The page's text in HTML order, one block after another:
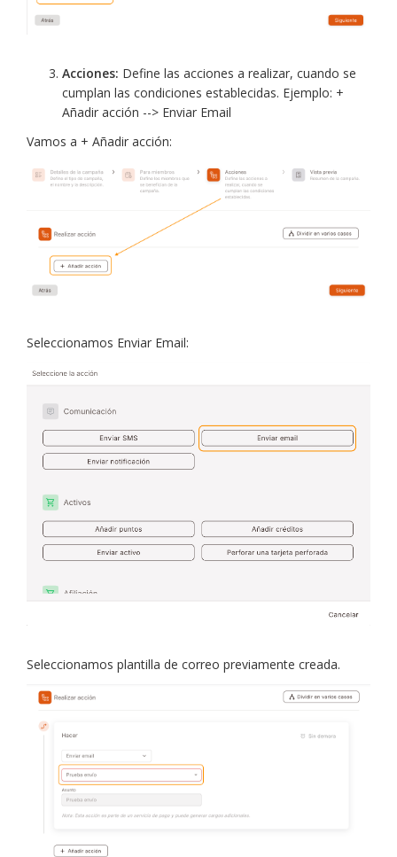
Acciones: Define las acciones a realizar, cuando se
cumplan las condiciones establecidas. Ejemplo: +
Añadir acción --> Enviar Email
Vamos a + Añadir acción:
Seleccionamos Enviar Email:
Seleccionamos plantilla de correo previamente creada.